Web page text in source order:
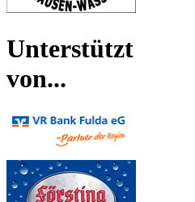
Unterstützt
von...